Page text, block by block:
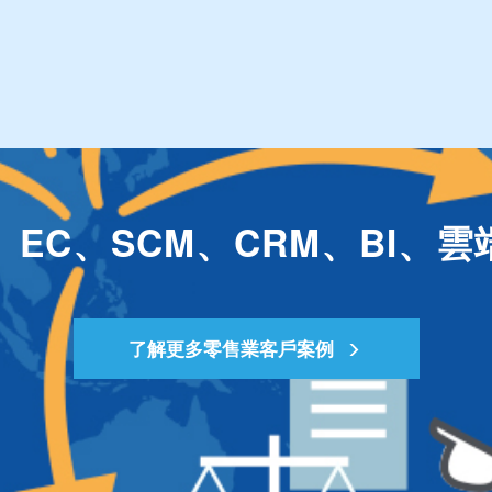
EC、SCM、CRM、BI、雲
了解更多零售業客戶案例